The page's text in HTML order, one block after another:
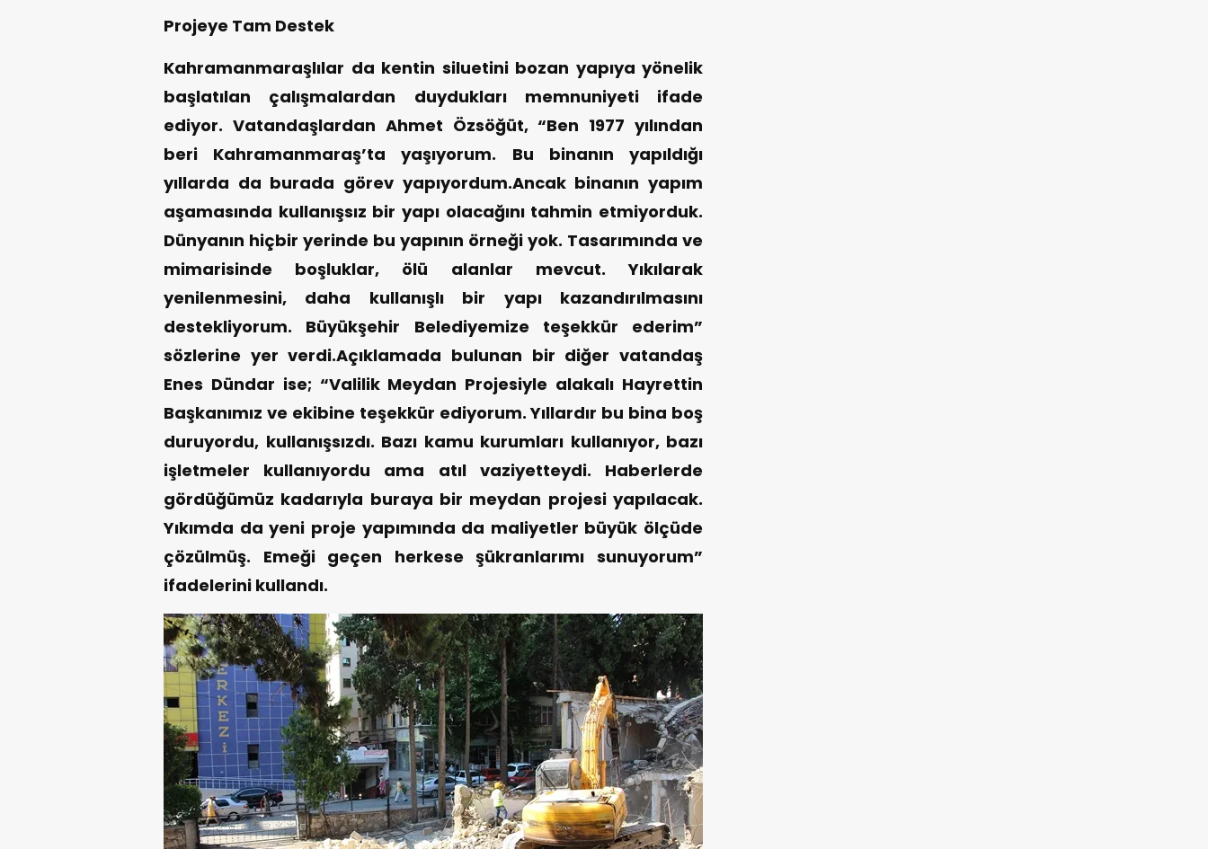
Projeye Tam Destek
Kahramanmaraşlılar da kentin siluetini bozan yapıya yönelik
başlatılan çalışmalardan duydukları memnuniyeti ifade
ediyor. Vatandaşlardan Ahmet Özsöğüt, “Ben 1977 yılından
beri Kahramanmaraş’ta yaşıyorum. Bu binanın yapıldığı
yıllarda da burada görev yapıyordum.Ancak binanın yapım
aşamasında kullanışsız bir yapı olacağını tahmin etmiyorduk.
Dünyanın hiçbir yerinde bu yapının örneği yok. Tasarımında ve
mimarisinde boşluklar, ölü alanlar mevcut. Yıkılarak
yenilenmesini, daha kullanışlı bir yapı kazandırılmasını
destekliyorum. Büyükşehir Belediyemize teşekkür ederim”
sözlerine yer verdi.Açıklamada bulunan bir diğer vatandaş
Enes Dündar ise; “Valilik Meydan Projesiyle alakalı Hayrettin
Başkanımız ve ekibine teşekkür ediyorum. Yıllardır bu bina boş
duruyordu, kullanışsızdı. Bazı kamu kurumları kullanıyor, bazı
işletmeler kullanıyordu ama atıl vaziyetteydi. Haberlerde
gördüğümüz kadarıyla buraya bir meydan projesi yapılacak.
Yıkımda da yeni proje yapımında da maliyetler büyük ölçüde
çözülmüş. Emeği geçen herkese şükranlarımı sunuyorum”
ifadelerini kullandı.